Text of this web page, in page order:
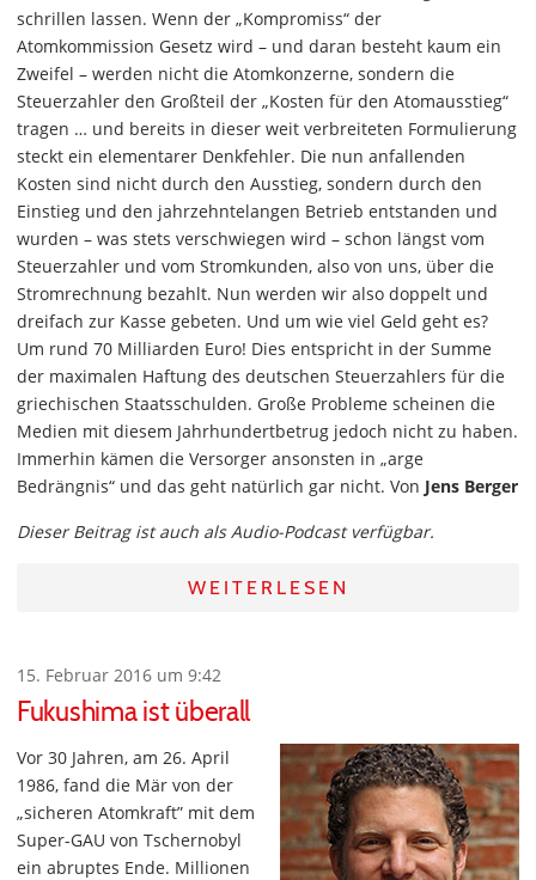
schrillen lassen. Wenn der „Kompromiss“ der
Atomkommission Gesetz wird – und daran besteht kaum ein
Zweifel – werden nicht die Atomkonzerne, sondern die
Steuerzahler den Großteil der „Kosten für den Atomausstieg“
tragen … und bereits in dieser weit verbreiteten Formulierung
steckt ein elementarer Denkfehler. Die nun anfallenden
Kosten sind nicht durch den Ausstieg, sondern durch den
Einstieg und den jahrzehntelangen Betrieb entstanden und
wurden – was stets verschwiegen wird – schon längst vom
Steuerzahler und vom Stromkunden, also von uns, über die
Stromrechnung bezahlt. Nun werden wir also doppelt und
dreifach zur Kasse gebeten. Und um wie viel Geld geht es?
Um rund 70 Milliarden Euro! Dies entspricht in der Summe
der maximalen Haftung des deutschen Steuerzahlers für die
griechischen Staatsschulden. Große Probleme scheinen die
Medien mit diesem Jahrhundertbetrug jedoch nicht zu haben.
Immerhin kämen die Versorger ansonsten in „arge
Bedrängnis“ und das geht natürlich gar nicht. Von Jens Berger
Dieser Beitrag ist auch als Audio-Podcast verfügbar.
WEITERLESEN
15. Februar 2016 um 9:42
Fukushima ist überall
Vor 30 Jahren, am 26. April
1986, fand die Mär von der
„sicheren Atomkraft” mit dem
Super-GAU von Tschernobyl
ein abruptes Ende. Millionen